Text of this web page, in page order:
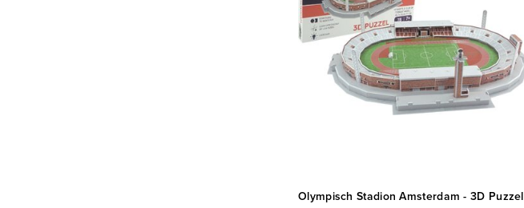
Olympisch Stadion Amsterdam - 3D Puzzel